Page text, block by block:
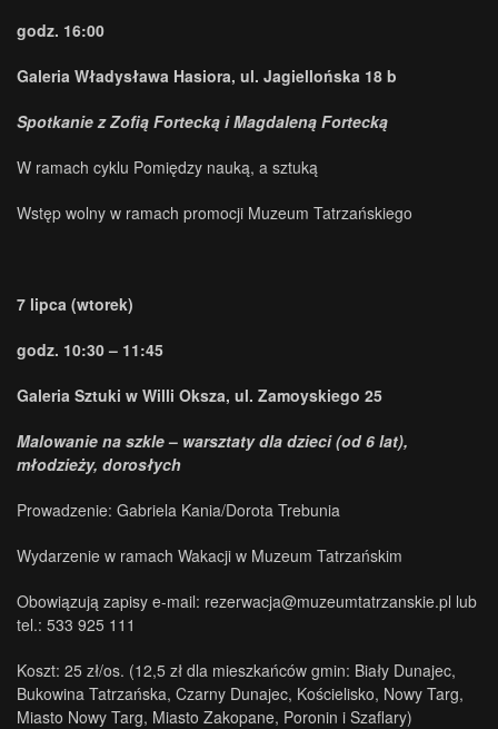
godz. 16:00
Galeria Władysława Hasiora, ul. Jagiellońska 18 b
Spotkanie z Zofią Fortecką i Magdaleną Fortecką
W ramach cyklu Pomiędzy nauką, a sztuką
Wstęp wolny w ramach promocji Muzeum Tatrzańskiego
7 lipca (wtorek)
godz. 10:30 – 11:45
Galeria Sztuki w Willi Oksza, ul. Zamoyskiego 25
Malowanie na szkle– warsztaty dla dzieci (od 6 lat),
młodzieży, dorosłych
Prowadzenie: Gabriela Kania/Dorota Trebunia
Wydarzenie w ramach Wakacji w Muzeum Tatrzańskim
Obowiązują zapisy e-mail: rezerwacja@muzeumtatrzanskie.pl lub
tel.: 533 925 111
Koszt: 25 zł/os. (12,5 zł dla mieszkańców gmin: Biały Dunajec,
Bukowina Tatrzańska, Czarny Dunajec, Kościelisko, Nowy Targ,
Miasto Nowy Targ, Miasto Zakopane, Poronin i Szaflary)